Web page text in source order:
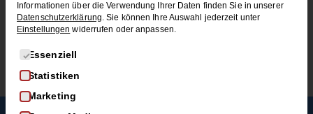
Bachata Basics: Alles, was du wissen
musst, um loszulegen!
Entdecke die Bachata Online Tanzschule: Finde
deinen Stil, lerne den Grundschritt und erfahre,…
Informationen über die Verwendung Ihrer Daten finden Sie in unserer
Datenschutzerklärung. Sie können Ihre Auswahl jederzeit unter
Einstellungen widerrufen oder anpassen.
Es folgt eine Liste der Service-Gruppen, für die eine
Essenziell
Statistiken
Marketing